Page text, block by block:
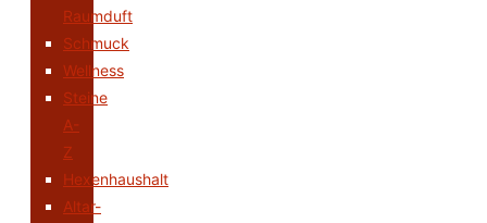
Raumduft
Schmuck
Wellness
Steine
A-
Z
Hexenhaushalt
Altar-